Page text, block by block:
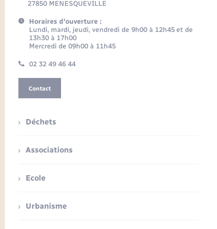
27850 MENESQUEVILLE
Horaires d'ouverture :
Lundi, mardi, jeudi, vendredi de 9h00 à 12h45 et de
13h30 à 17h00
Mercredi de 09h00 à 11h45
02 32 49 46 44
Contact
Déchets
Associations
Ecole
Urbanisme